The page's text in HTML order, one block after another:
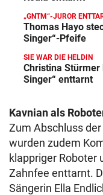
„GNTM“-JUROR
Thomas Hayo
Singer“-Pfeife
SIE WAR DIE HELDIN
Christina Stürmer
Singer“ enttarnt
Kavnian als
Zum Abschluss
wurden zudem
klappriger Roboter
Zahnfee enttarnt.
Sängerin Ella